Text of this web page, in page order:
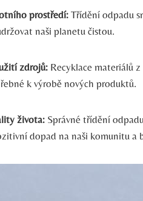
prostředí: Třídění odpadu
naši planetu čistou.
zdrojů: Recyklace materiálů
k výrobě nových produktů.
života: Správné třídění
dopad na naši komunitu a